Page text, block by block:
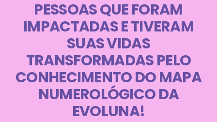
PESSOAS QUE FORAM
IMPACTADAS E TIVERAM
SUAS VIDAS
TRANSFORMADAS PELO
CONHECIMENTO DO MAPA
NUMEROLÓGICO DA
EVOLUNA!